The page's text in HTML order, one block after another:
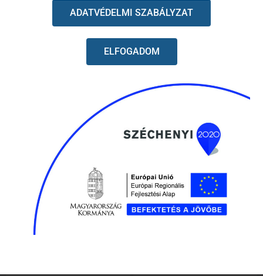
KAPCSOLODÓ TERMÉKEK
Husqvarna fűkasza
védőburkolat 537349403
ADATVÉDELMI SZABÁLYZAT
ELFOGADOM